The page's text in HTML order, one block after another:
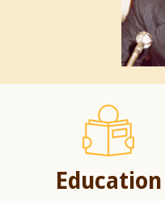
Education